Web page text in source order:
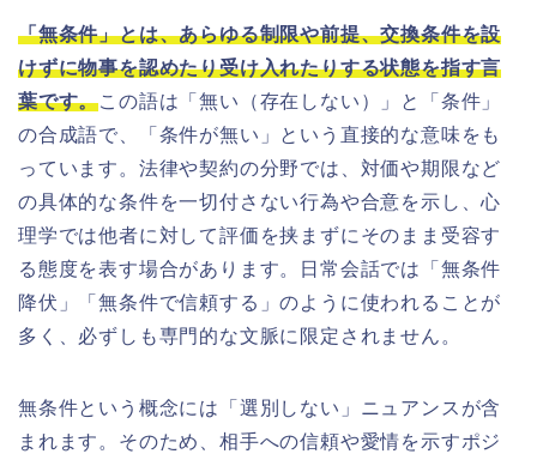
「無条件」とは、あらゆる制限や前提、交換条件を設
けずに物事を認めたり受け入れたりする状態を指す言
葉です。この語は「無い（存在しない）」と「条件」
の合成語で、「条件が無い」という直接的な意味をも
っています。法律や契約の分野では、対価や期限など
の具体的な条件を一切付さない行為や合意を示し、心
理学では他者に対して評価を挟まずにそのまま受容す
る態度を表す場合があります。日常会話では「無条件
降伏」「無条件で信頼する」のように使われることが
多く、必ずしも専門的な文脈に限定されません。
無条件という概念には「選別しない」ニュアンスが含
まれます。そのため、相手への信頼や愛情を示すポジ